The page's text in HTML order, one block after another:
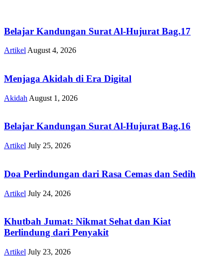
Belajar Kandungan Surat Al-Hujurat Bag.17
Artikel August 4, 2026
Menjaga Akidah di Era Digital
Akidah August 1, 2026
Belajar Kandungan Surat Al-Hujurat Bag.16
Artikel July 25, 2026
Doa Perlindungan dari Rasa Cemas dan Sedih
Artikel July 24, 2026
Khutbah Jumat: Nikmat Sehat dan Kiat
Berlindung dari Penyakit
Artikel July 23, 2026